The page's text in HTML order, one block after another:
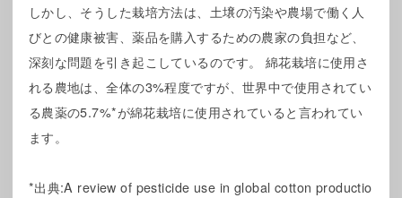
しかし、そうした栽培方法は、土壌の汚染や農場で働く人
びとの健康被害、薬品を購入するための農家の負担など、
深刻な問題を引き起こしているのです。 綿花栽培に使用さ
れる農地は、全体の3%程度ですが、世界中で使用されてい
る農薬の5.7%*が綿花栽培に使用されていると言われてい
ます。
*出典:A review of pesticide use in global cotton productio